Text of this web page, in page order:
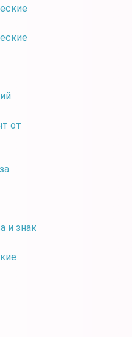
от
и знак